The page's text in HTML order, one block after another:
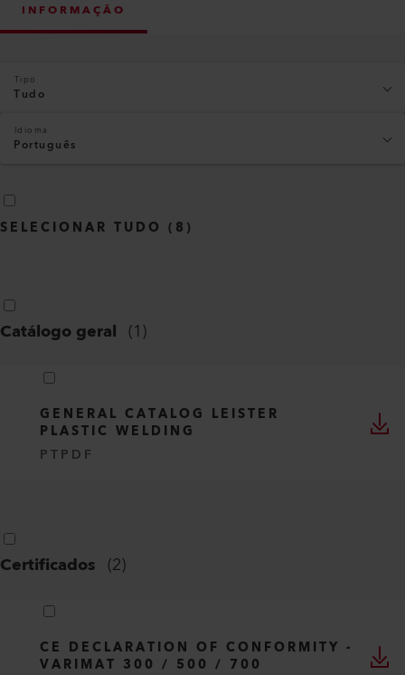
INFORMAÇÃO
Tipo
Tudo
Idioma
Português
SELECIONAR TUDO ( 8 )
Catálogo geral (1)
GENERAL CATALOG LEISTER
PLASTIC WELDING
PTPDF
Certificados (2)
CE DECLARATION OF CONFORMITY -
VARIMAT 300 / 500 / 700